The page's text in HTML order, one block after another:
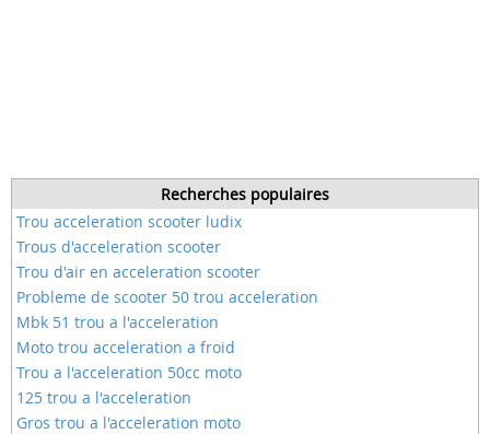
Recherches populaires
Trou acceleration scooter ludix
Trous d'acceleration scooter
Trou d'air en acceleration scooter
Probleme de scooter 50 trou acceleration
Mbk 51 trou a l'acceleration
Moto trou acceleration a froid
Trou a l'acceleration 50cc moto
125 trou a l'acceleration
Gros trou a l'acceleration moto